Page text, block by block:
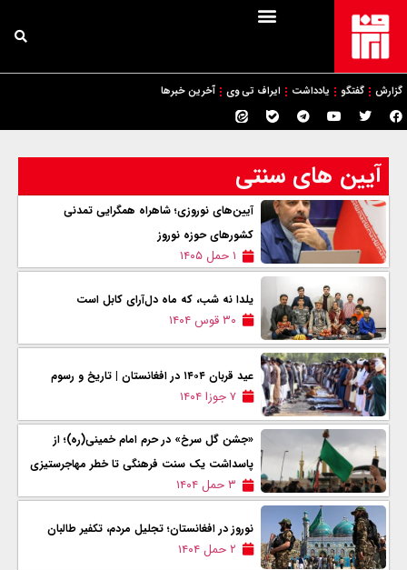
گزارش گفتگو یادداشت ایراف تی وی آخرین خبرها
آیین های سنتی
آیین‌های نوروزی؛ شاهراه همگرایی تمدنی
کشورهای حوزه نوروز
۱ حمل ۱۴۰۵
یلدا نه شب، که ماه دل‌آرای کابل است
۳۰ قوس ۱۴۰۴
عید قربان ۱۴۰۴ در افغانستان | تاریخ و رسوم
۷ جوزا ۱۴۰۴
«جشن گل سرخ» در حرم امام خمینی(ره)؛ از
پاسداشت یک سنت فرهنگی تا خطر مهاجرستیزی
۳ حمل ۱۴۰۴
نوروز در افغانستان؛ تجلیل مردم، تکفیر طالبان
۲ حمل ۱۴۰۴